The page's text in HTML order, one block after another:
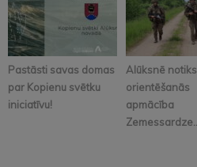
Pastāsti savas domas
par Kopienu svētku
iniciatīvu!
Alūksnē notiks
orientēšanās
apmācība
Zemessardze...